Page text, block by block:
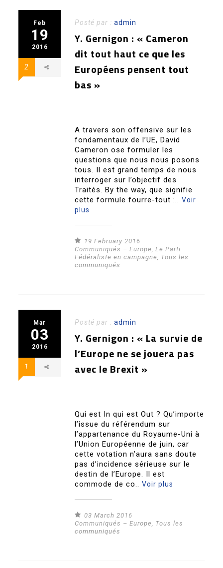
Feb
19
2016
2
Posté par :admin
Y. Gernigon : « Cameron
dit tout haut ce que les
Européens pensent tout
bas »
A travers son offensive sur les
fondamentaux de l’UE, David
Cameron ose formuler les
questions que nous nous posons
tous. Il est grand temps de nous
interroger sur l’objectif des
Traités. By the way, que signifie
cette formule fourre-tout :..Voir
plus
19 February 2016
Communiqués – Europe,Le Parti
Fédéraliste en campagne, Tous les
communiqués
Mar
03
2016
1
Posté par :admin
Y. Gernigon : « La survie de
l’Europe ne se jouera pas
avec le Brexit »
Qui est In qui est Out ? Qu’importe
l’issue du référendum sur
l’appartenance du Royaume-Uni à
l’Union Européenne de juin, car
cette votation n’aura sans doute
pas d’incidence sérieuse sur le
destin de l’Europe. Il est
commode de co..Voir plus
03 March 2016
Communiqués – Europe, Tous les
communiqués